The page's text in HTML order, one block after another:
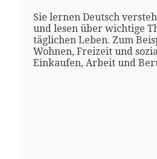
Sie lernen Deutsch
und lesen über wichtige
täglichen Leben. Zum
Wohnen, Freizeit und
Einkaufen, Arbeit und